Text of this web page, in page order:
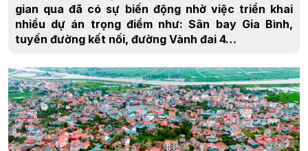
gian qua đã có sự biến động nhờ việc triển khai
nhiều dự án trọng điểm như: Sân bay Gia Bình,
tuyến đường kết nối, đường Vành đai 4…